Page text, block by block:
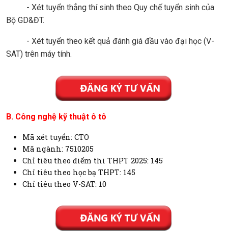
- Xét tuyển thẳng thí sinh theo Quy chế tuyển sinh của
Bộ GD&ĐT.
- Xét tuyển theo kết quả đánh giá đầu vào đại học (V-
SAT) trên máy tính.
B. Công nghệ kỹ thuật ô tô
Mã xét tuyển: CTO
Mã ngành: 7510205
Chỉ tiêu theo điểm thi THPT 2025: 145
Chỉ tiêu theo học bạ THPT: 145
Chỉ tiêu theo V-SAT: 10